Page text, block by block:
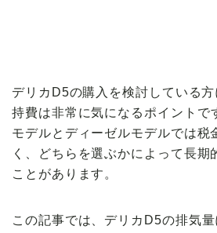
デリカD5の購入を検討している方
持費は非常に気になるポイントで
モデルとディーゼルモデルでは税
く、どちらを選ぶかによって長期
ことがあります。
この記事では、デリカD5の排気